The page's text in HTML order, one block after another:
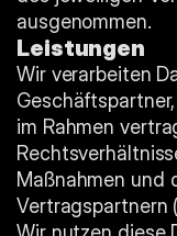
ausgenommen.
Leistungen
Wir verarbeiten
im Rahmen
Maßnahmen und
Vertragspartnern